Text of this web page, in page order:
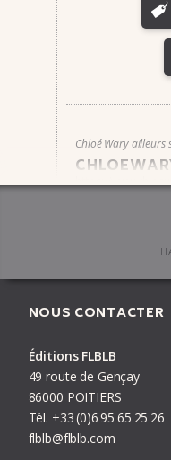
Chloé Wary ailleurs
PRÉCÉDENT
NOUS CONTACTER
Éditions FLBLB
49 route de Gençay
86000 POITIERS
Tél. +33(0)695 65 25 26
flblb@flblb.com